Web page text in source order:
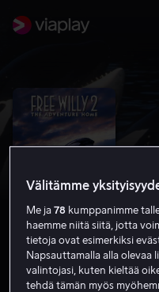
Free Willy 2:
Välitämme
Me ja78 kumppanimme
haemme niitä siitä, jotta
tietoja ovat esimerkiksi
Napsauttamalla alla olevaa
valintojasi, kuten kieltää
tehdä tämän myös